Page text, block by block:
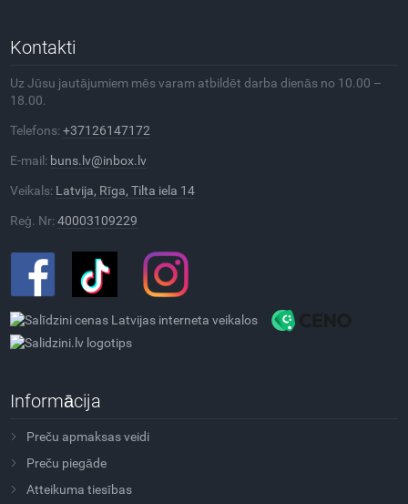
Kontakti
Uz Jūsu jautājumiem mēs varam atbildēt darba dienās no 10.00 –
18.00.
Telefons:+37126147172
E-mail: buns.lv@inbox.lv
Veikals: Latvija, Rīga, Tilta iela 14
Reģ. Nr:40003109229
Informācija
Preču apmaksas veidi
Preču piegāde
Atteikuma tiesības